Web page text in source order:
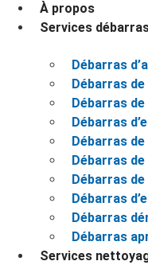
À propos
Services
Débarras
Débarras
Débarras
Débarras
Débarras
Débarras
Débarras
Débarras
Débarras
Débarras
Services